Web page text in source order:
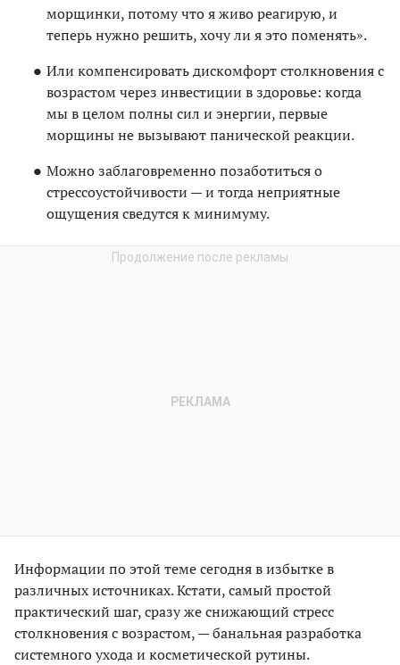
морщинки, потому что я живо реагирую, и
теперь нужно решить, хочу ли я это поменять».
Или компенсировать дискомфорт столкновения с
возрастом через инвестиции в здоровье: когда
мы в целом полны сил и энергии, первые
морщины не вызывают панической реакции.
Можно заблаговременно позаботиться о
стрессоустойчивости — и тогда неприятные
ощущения сведутся к минимуму.
Информации по этой теме сегодня в избытке в
различных источниках. Кстати, самый простой
практический шаг, сразу же снижающий стресс
столкновения с возрастом, — банальная разработка
системного ухода и косметической рутины.